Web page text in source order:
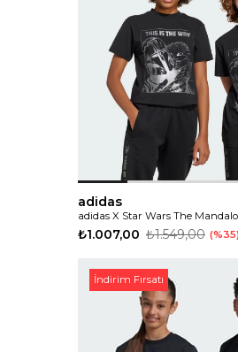
adidas
₺1.007,00 ₺1.549,00 %35
İndirim Fırsatı